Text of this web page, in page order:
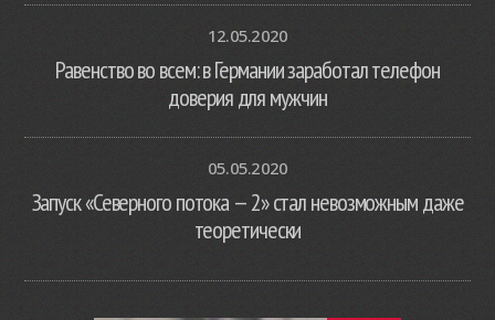
12.05.2020
Равенство во всем: в Германии заработал телефон
доверия для мужчин
05.05.2020
Запуск «Северного потока — 2» стал невозможным даже
теоретически